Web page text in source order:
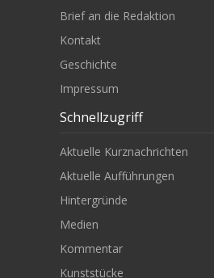
Brief an die Redaktion
Kontakt
Geschichte
Impressum
Schnellzugriff
Aktuelle Kurznachrichten
Aktuelle Aufführungen
Hintergründe
Medien
Kommentar
Kunststücke